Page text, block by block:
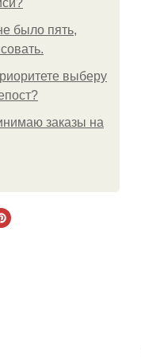
было пять,
выберу
заказы на